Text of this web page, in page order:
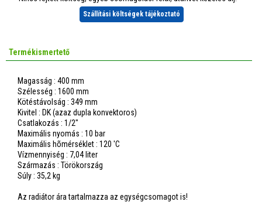
Szállítási költségek tájékoztató
Termékismertető
Magasság : 400 mm
Szélesség : 1600 mm
Kötéstávolság : 349 mm
Kivitel : DK (azaz dupla konvektoros)
Csatlakozás : 1/2"
Maximális nyomás : 10 bar
Maximális hõmérséklet : 120 'C
Vízmennyiség : 7,04 liter
Származás : Törökország
Súly : 35,2 kg
Az radiátor ára tartalmazza az egységcsomagot is!